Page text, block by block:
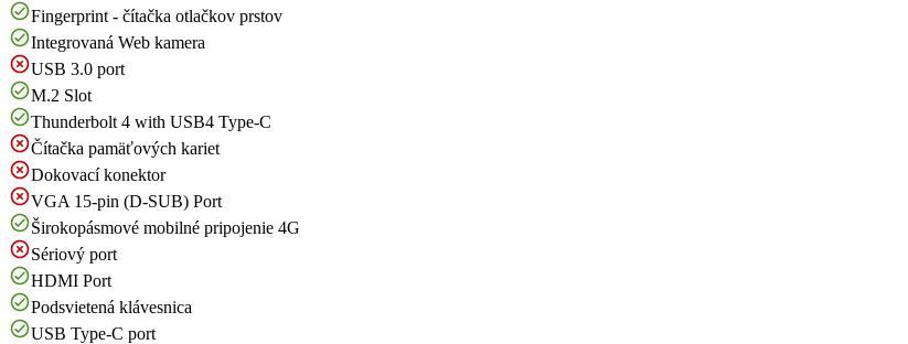
Fingerprint - čítačka otlačkov prstov
Integrovaná Web kamera
USB 3.0 port
M.2 Slot
Thunderbolt 4 with USB4 Type-C
Čítačka pamäťových kariet
Dokovací konektor
VGA 15-pin (D-SUB) Port
Širokopásmové mobilné pripojenie 4G
Sériový port
HDMI Port
Podsvietená klávesnica
USB Type-C port